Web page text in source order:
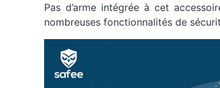
Pas d’arme intégrée à cet
nombreuses fonctionnalités de